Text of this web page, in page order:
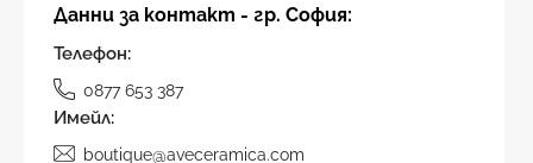
Данни за контакт - гр. София:
Телефон:
0877 653 387
Имейл:
boutique@aveceramica.com